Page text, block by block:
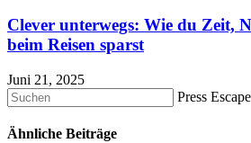
Clever unterwegs: Wie du Zeit,
beim Reisen sparst
Juni 21, 2025
Press
Ähnliche Beiträge